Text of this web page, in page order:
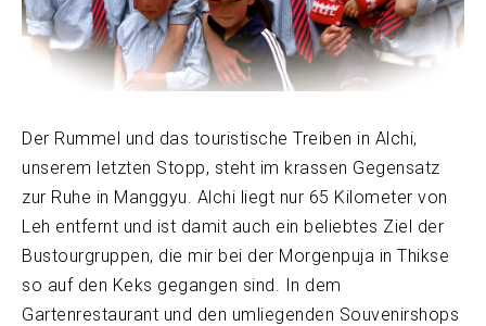
Der Rummel und das touristische Treiben in Alchi,
unserem letzten Stopp, steht im krassen Gegensatz
zur Ruhe in Manggyu. Alchi liegt nur 65 Kilometer von
Leh entfernt und ist damit auch ein beliebtes Ziel der
Bustourgruppen, die mir bei der Morgenpuja in Thikse
so auf den Keks gegangen sind. In dem
Gartenrestaurant und den umliegenden Souvenirshops